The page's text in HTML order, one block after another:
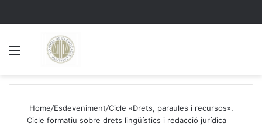
Home/Esdeveniment/Cicle «Drets, paraules i recursos».
Cicle formatiu sobre drets lingüístics i redacció jurídica